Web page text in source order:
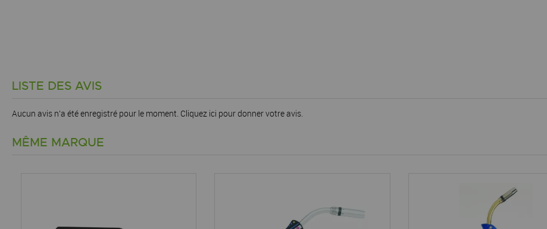
LISTE DES AVIS
Aucun avis n'a été enregistré pour le moment. Cliquez ici pour donner votre avis.
MÊME MARQUE